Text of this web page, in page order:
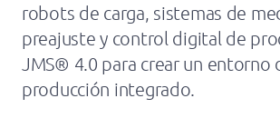
robots de carga, sistemas de
preajuste y control digital de
JMS® 4.0 para crear un entorno
producción integrado.